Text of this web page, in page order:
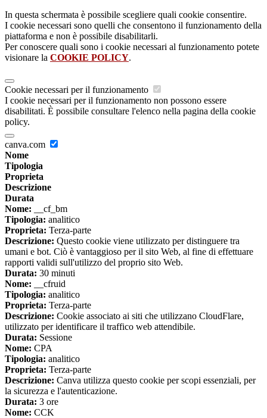
In questa schermata è possibile scegliere quali cookie consentire.
I cookie necessari sono quelli che consentono il funzionamento della
piattaforma e non è possibile disabilitarli.
Per conoscere quali sono i cookie necessari al funzionamento potete
visionare la COOKIE POLICY.
Cookie necessari per il funzionamento
I cookie necessari per il funzionamento non possono essere
disabilitati. È possibile consultare l'elenco nella pagina della cookie
policy.
canva.com
Nome
Tipologia
Proprieta
Descrizione
Durata
Nome: __cf_bm
Tipologia: analitico
Proprieta: Terza-parte
Descrizione: Questo cookie viene utilizzato per distinguere tra
umani e bot. Ciò è vantaggioso per il sito Web, al fine di effettuare
rapporti validi sull'utilizzo del proprio sito Web.
Durata: 30 minuti
Nome: __cfruid
Tipologia: analitico
Proprieta: Terza-parte
Descrizione: Cookie associato ai siti che utilizzano CloudFlare,
utilizzato per identificare il traffico web attendibile.
Durata: Sessione
Nome: CPA
Tipologia: analitico
Proprieta: Terza-parte
Descrizione: Canva utilizza questo cookie per scopi essenziali, per
la sicurezza e l'autenticazione.
Durata: 3 ore
Nome: CCK